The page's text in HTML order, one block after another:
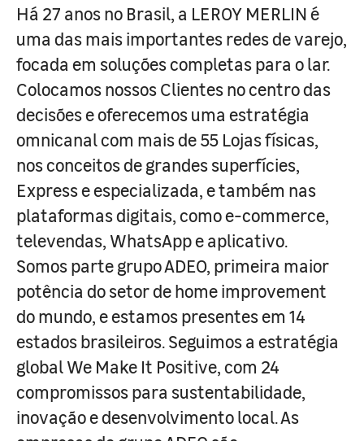
Há 27 anos no Brasil, a LEROY MERLIN é
uma das mais importantes redes de varejo,
focada em soluções completas para o lar.
Colocamos nossos Clientes no centro das
decisões e oferecemos uma estratégia
omnicanal com mais de 55 Lojas físicas,
nos conceitos de grandes superfícies,
Express e especializada, e também nas
plataformas digitais, como e-commerce,
televendas, WhatsApp e aplicativo.
Somos parte grupo ADEO, primeira maior
potência do setor de home improvement
do mundo, e estamos presentes em 14
estados brasileiros. Seguimos a estratégia
global We Make It Positive, com 24
compromissos para sustentabilidade,
inovação e desenvolvimento local. As